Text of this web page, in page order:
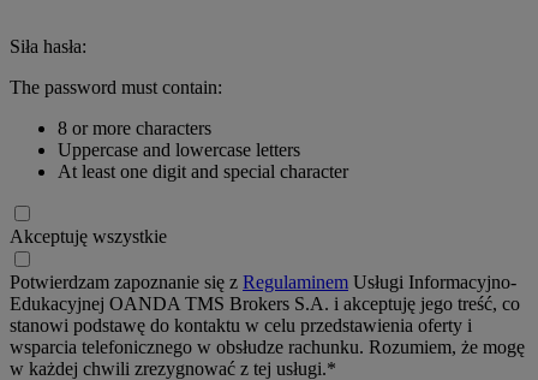
Siła hasła:
The password must contain:
8 or more characters
Uppercase and lowercase letters
At least one digit and special character
Akceptuję wszystkie
Potwierdzam zapoznanie się z Regulaminem Usługi Informacyjno-
Edukacyjnej OANDA TMS Brokers S.A. i akceptuję jego treść, co
stanowi podstawę do kontaktu w celu przedstawienia oferty i
wsparcia telefonicznego w obsłudze rachunku. Rozumiem, że mogę
w każdej chwili zrezygnować z tej usługi.*